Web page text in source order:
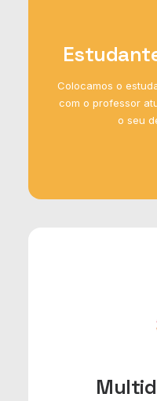
Colocamos o
com o professor
o seu